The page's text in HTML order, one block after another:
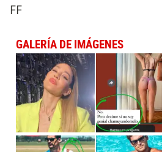
FF
GALERÍA DE IMÁGENES